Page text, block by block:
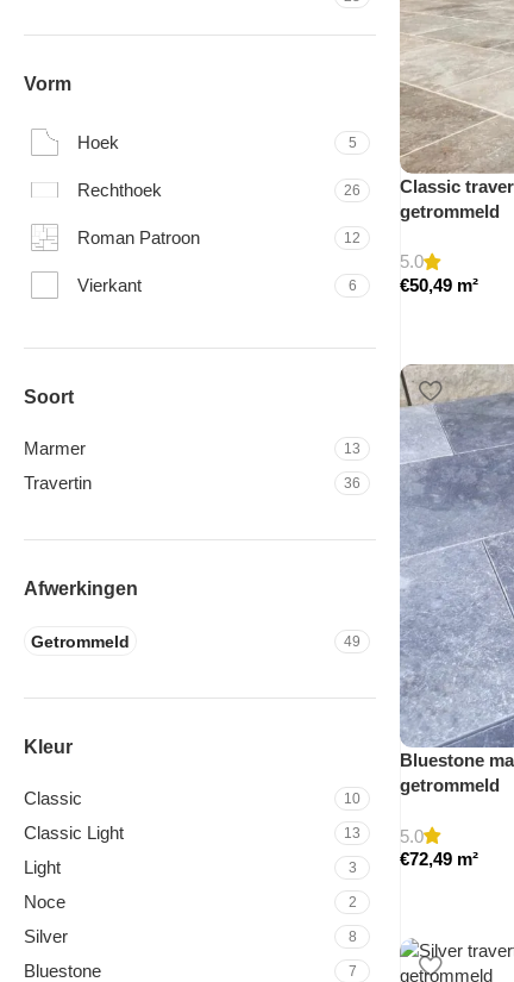
Vorm
Hoek 5
Rechthoek 26
Roman Patroon 12
Vierkant 6
Soort
Marmer 13
Travertin 36
Afwerkingen
Getrommeld 49
Kleur
Classic 10
Classic Light 13
Light 3
Noce 2
Silver 8
Bluestone 7
Classic
getrommeld
5.0
€50,49 m²
Bluestone
getrommeld
5.0
€72,49 m²